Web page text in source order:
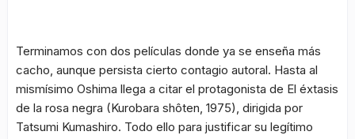
Terminamos con dos películas donde ya se enseña más
cacho, aunque persista cierto contagio autoral. Hasta al
mismísimo Oshima llega a citar el protagonista de El éxtasis
de la rosa negra (Kurobara shôten, 1975), dirigida por
Tatsumi Kumashiro. Todo ello para justificar su legítimo